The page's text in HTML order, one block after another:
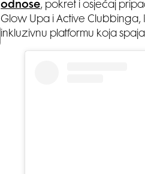
odnose, pokret i osjećaj
Glow Upa i Active Clubbinga,
inkluzivnu platformu koja